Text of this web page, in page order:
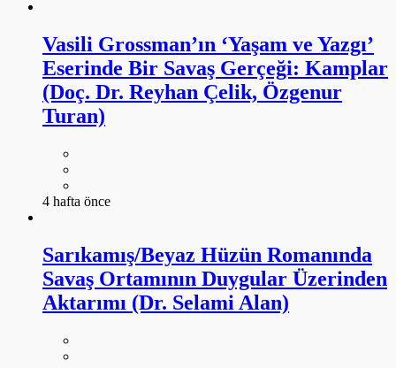
Vasili Grossman’ın ‘Yaşam ve Yazgı’
Eserinde Bir Savaş Gerçeği: Kamplar
(Doç. Dr. Reyhan Çelik, Özgenur
Turan)
4 hafta önce
Sarıkamış/Beyaz Hüzün Romanında
Savaş Ortamının Duygular Üzerinden
Aktarımı (Dr. Selami Alan)